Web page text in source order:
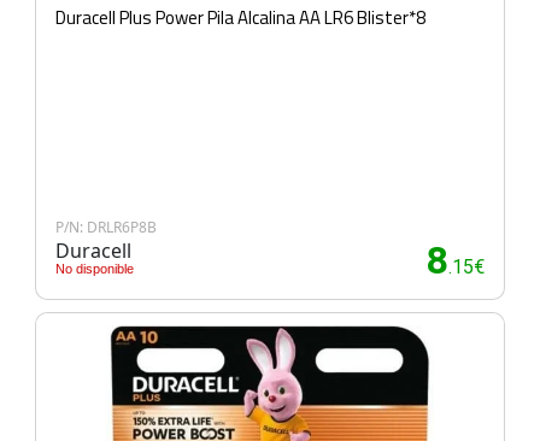
Duracell Plus Power Pila Alcalina AA LR6 Blister*8
P/N: DRLR6P8B
Duracell
No disponible 8.15€